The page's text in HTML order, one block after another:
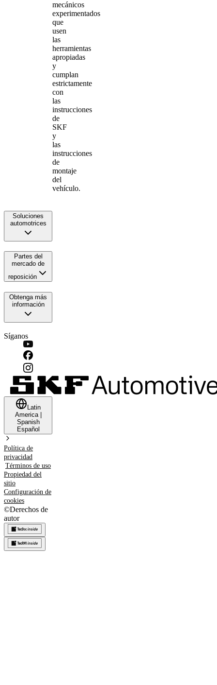
mecánicos
experimentados
que
usen
las
herramientas
apropiadas
y
cumplan
estrictamente
con
las
instrucciones
de
SKF
y
las
instrucciones
de
montaje
del
vehículo.
Soluciones
automotrices
Partes del
mercado de
reposición
Obtenga más
información
Síganos
Latin
America|
Spanish
Español
Política de
privacidad
Términos de uso
Propiedad del
sitio
Configuración de
cookies
©Derechos de
autor